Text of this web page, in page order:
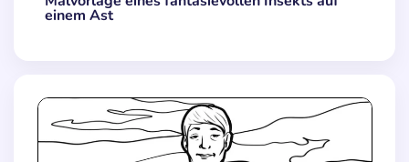
einem Ast